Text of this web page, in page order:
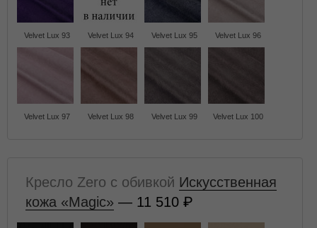
Velvet Lux 93 Velvet Lux 94 Velvet Lux 95 Velvet Lux 96
Velvet Lux 97 Velvet Lux 98 Velvet Lux 99 Velvet Lux 100
Кресло Zero с обивкой Искусственная
кожа «Magic» — 11 510